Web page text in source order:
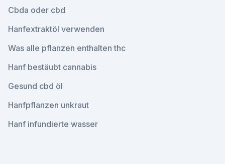
Cbda oder cbd
Hanfextraktöl verwenden
Was alle pflanzen enthalten thc
Hanf bestäubt cannabis
Gesund cbd öl
Hanfpflanzen unkraut
Hanf infundierte wasser